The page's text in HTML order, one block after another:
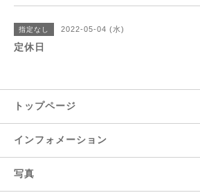
指定なし 2022-05-04 (水)
定休日
トップページ
インフォメーション
写真